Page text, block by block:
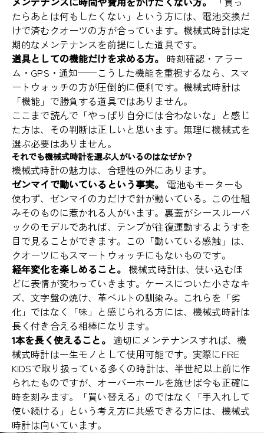
たらあとは何もしたくない」という方には、電池交換だ
けで済むクオーツの方が合っています。機械式時計は定
期的なメンテナンスを前提にした道具です。
道具としての機能だけを求める方。
時刻確認・アラー
ム・GPS・通知——こうした機能を重視するなら、スマ
ートウォッチの方が圧倒的に便利です。機械式時計は
「機能」で勝負する道具ではありません。
ここまで読んで「やっぱり自分には合わないな」と感じ
た方は、その判断は正しいと思います。無理に機械式を
選ぶ必要はありません。
それでも機械式時計を選ぶ人がいるのはなぜか？
機械式時計の魅力は、合理性の外にあります。
ゼンマイで動いているという事実。
電池もモーターも
使わず、ゼンマイの力だけで針が動いている。この仕組
みそのものに惹かれる人がいます。裏蓋がシースルーバ
ックのモデルであれば、テンプが往復運動するようすを
目で見ることができます。この「動いている感触」は、
クオーツにもスマートウォッチにもないものです。
経年変化を楽しめること。 機械式時計は、使い込むほ
どに表情が変わっていきます。ケースについた小さなキ
ズ、文字盤の焼け、革ベルトの馴染み。これらを「劣
化」ではなく「味」と感じられる方には、機械式時計は
長く付き合える相棒になります。
1本を長く使えること。 適切にメンテナンスすれば、機
械式時計は一生モノとして使用可能です。実際にFIRE
KIDSで取り扱っている多くの時計は、半世紀以上前に作
られたものですが、オーバーホールを施せば今も正確に
時を刻みます。「買い替える」のではなく「手入れして
使い続ける」という考え方に共感できる方には、機械式
時計は向いています。